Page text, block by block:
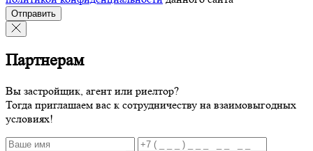
Отправить
Партнерам
Вы застройщик, агент или риелтор?
Тогда приглашаем вас к сотрудничеству на взаимовыгодных
условиях!